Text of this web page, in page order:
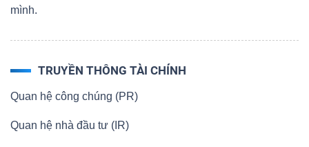
mình.
TRUYỀN THÔNG TÀI CHÍNH
Quan hệ công chúng (PR)
Quan hệ nhà đầu tư (IR)
tài
chính